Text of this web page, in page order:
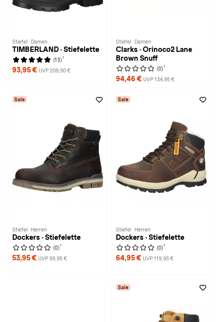
Stiefel · Damen
TIMBERLAND · Stiefelette
(13) 1
93,95 € UVP 209,90 €
Stiefel · Damen
Clarks · Orinoco2 Lane
Brown Snuff
(0) 1
94,46 € UVP 134,95 €
Sale
Stiefel · Herren
Dockers · Stiefelette
(0) 1
53,95 € UVP 99,95 €
Sale
Stiefel · Herren
Dockers · Stiefelette
(0) 1
64,95 € UVP 119,95 €
Sale